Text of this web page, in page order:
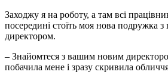
Заходжу я на роботу, а там всі
посередині стоїть моя нова подружка
директором.
– Знайомтеся з вашим новим
побачила мене і зразу скривила